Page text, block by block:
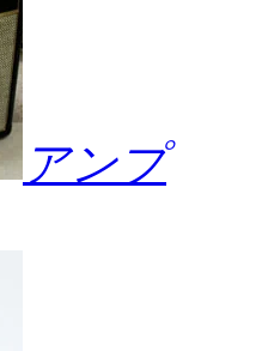
アンプ